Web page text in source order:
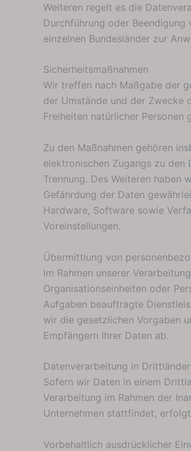
Weiteren regelt es die
Durchführung oder
einzelnen Bundesländer zur
Sicherheitsmaßnahmen
Wir treffen nach Maßgabe der
der Umstände und der Zwecke
Freiheiten natürlicher Personen
Zu den Maßnahmen gehören
elektronischen Zugangs zu
Trennung. Des Weiteren haben
Gefährdung der Daten
Hardware, Software sowie
Voreinstellungen.
Übermittlung von
Im Rahmen unserer
Organisationseinheiten oder
Aufgaben beauftragte
wir die gesetzlichen Vorgaben
Empfängern Ihrer Daten ab.
Datenverarbeitung in
Sofern wir Daten in einem
Verarbeitung im Rahmen der
Unternehmen stattfindet,
Vorbehaltlich ausdrücklicher